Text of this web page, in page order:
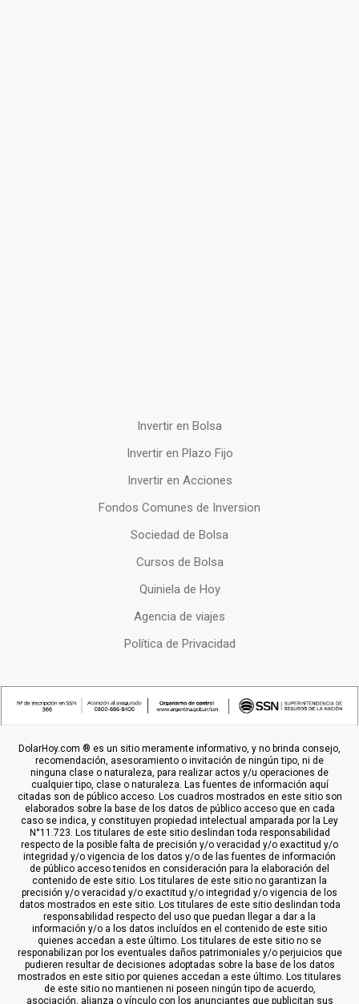
Invertir en Bolsa
Invertir en Plazo Fijo
Invertir en Acciones
Fondos Comunes de Inversion
Sociedad de Bolsa
Cursos de Bolsa
Quiniela de Hoy
Agencia de viajes
Política de Privacidad
DolarHoy.com ® es un sitio meramente informativo, y no brinda consejo,
recomendación, asesoramiento o invitación de ningún tipo, ni de
ninguna clase o naturaleza, para realizar actos y/u operaciones de
cualquier tipo, clase o naturaleza. Las fuentes de información aquí
citadas son de público acceso. Los cuadros mostrados en este sitio son
elaborados sobre la base de los datos de público acceso que en cada
caso se indica, y constituyen propiedad intelectual amparada por la Ley
N°11.723. Los titulares de este sitio deslindan toda responsabilidad
respecto de la posible falta de precisión y/o veracidad y/o exactitud y/o
integridad y/o vigencia de los datos y/o de las fuentes de información
de público acceso tenidos en consideración para la elaboración del
contenido de este sitio. Los titulares de este sitio no garantizan la
precisión y/o veracidad y/o exactitud y/o integridad y/o vigencia de los
datos mostrados en este sitio. Los titulares de este sitio deslindan toda
responsabilidad respecto del uso que puedan llegar a dar a la
información y/o a los datos incluídos en el contenido de este sitio
quienes accedan a este último. Los titulares de este sitio no se
responabilizan por los eventuales daños patrimoniales y/o perjuicios que
pudieren resultar de decisiones adoptadas sobre la base de los datos
mostrados en este sitio por quienes accedan a este último. Los titulares
de este sitio no mantienen ni poseen ningún tipo de acuerdo,
asociación, alianza o vínculo con los anunciantes que publicitan sus